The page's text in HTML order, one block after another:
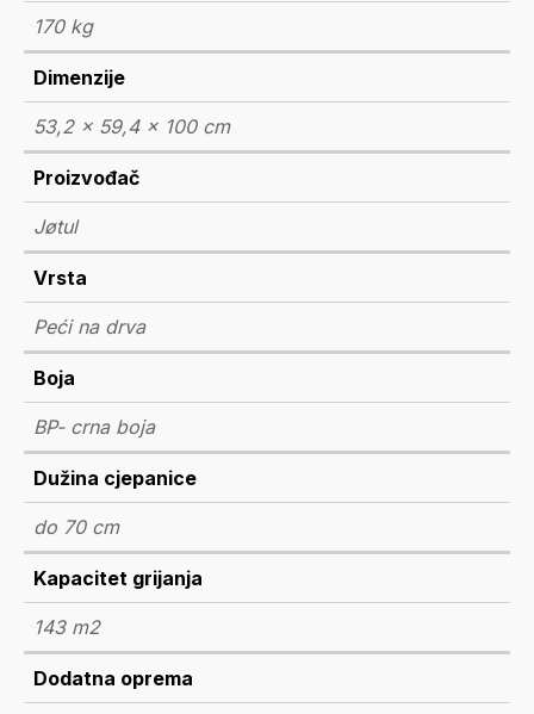
170 kg
Dimenzije
53,2 × 59,4 × 100 cm
Proizvođač
Jøtul
Vrsta
Peći na drva
Boja
BP- crna boja
Dužina cjepanice
do 70 cm
Kapacitet grijanja
143 m2
Dodatna oprema